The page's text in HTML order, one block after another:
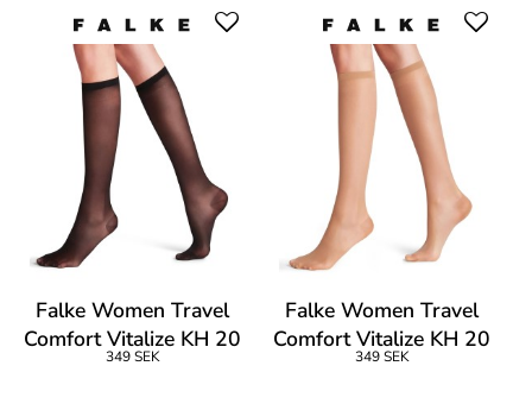
Falke Women Travel
Comfort Vitalize KH 20
Den
349 SEK
Falke Women Travel
Comfort Vitalize KH 20
Den
349 SEK